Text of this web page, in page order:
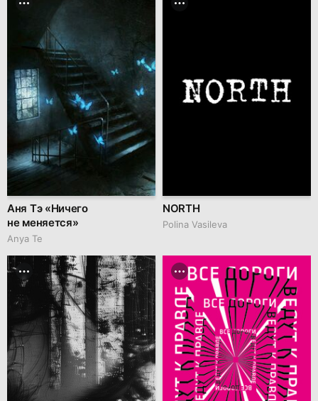
Аня Тэ «Ничего
не меняется»
Anya Te
NORTH
Polina Vasileva